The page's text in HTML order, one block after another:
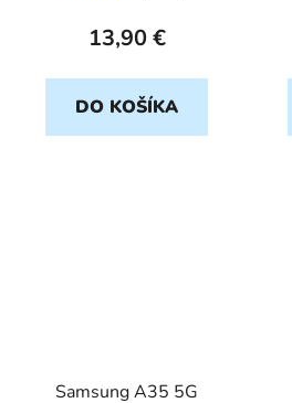
13,90 €
DO KOŠÍKA
Samsung A35 5G